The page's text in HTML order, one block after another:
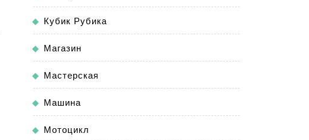
Кубик Рубика
Магазин
Мастерская
Машина
Мотоцикл